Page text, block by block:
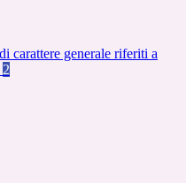
carattere generale riferiti a
2